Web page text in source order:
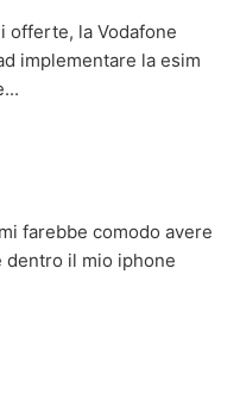
offerte, la Vodafone
implementare la esim
farebbe comodo avere
dentro il mio iphone